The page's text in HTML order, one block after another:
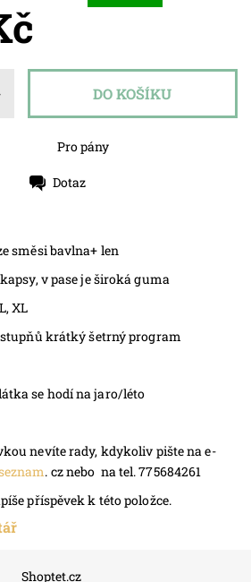
Pro pány
Dotaz
směsi bavlna+ len
v pase je široká guma
XL
krátký šetrný program
se hodí na jaro/léto
nevíte rady, kdykoliv pište na e-
. cz nebo na tel. 775684261
příspěvek k této položce.
Shoptet.cz